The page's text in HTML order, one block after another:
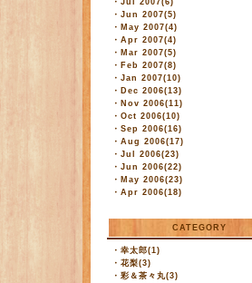
・ Jul 2007(6)
・ Jun 2007(5)
・ May 2007(4)
・ Apr 2007(4)
・ Mar 2007(5)
・ Feb 2007(8)
・ Jan 2007(10)
・ Dec 2006(13)
・ Nov 2006(11)
・ Oct 2006(10)
・ Sep 2006(16)
・ Aug 2006(17)
・ Jul 2006(23)
・ Jun 2006(22)
・ May 2006(23)
・ Apr 2006(18)
CATEGORY
・ 幸太郎(1)
・ 花梨(3)
・ 彩＆茶々丸(3)